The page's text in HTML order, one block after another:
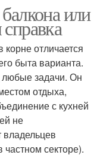
или
отличается
быта варианта.
задачи. Он
отдыха,
с кухней
не
владельцев
секторе).